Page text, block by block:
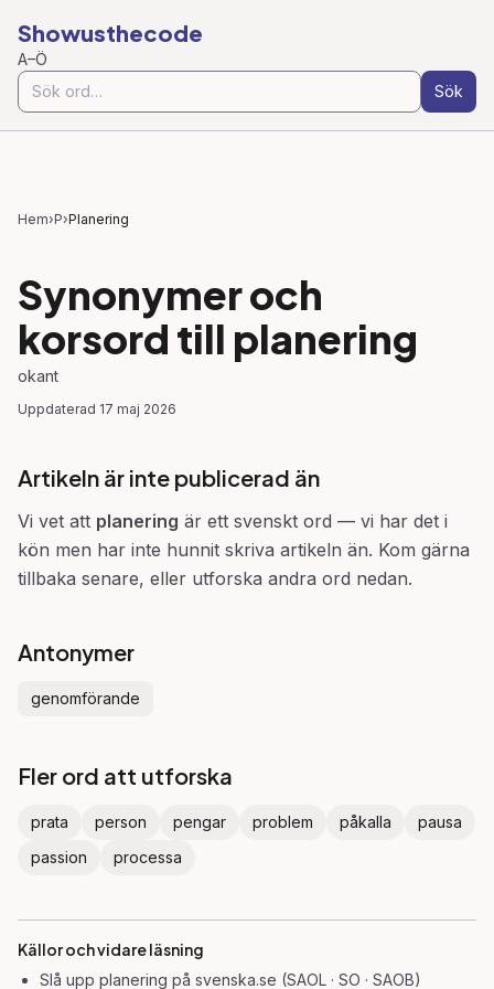
Showusthecode
A–Ö
Sök
Hem›P›Planering
Synonymer och
korsord till planering
okant
Uppdaterad 17 maj 2026
Artikeln är inte publicerad än
Vi vet att planering är ett svenskt ord — vi har det i
kön men har inte hunnit skriva artikeln än. Kom gärna
tillbaka senare, eller utforska andra ord nedan.
Antonymer
genomförande
Fler ord att utforska
prata person pengar problem påkalla
pausa
passion
processa
Källor och vidare läsning
Slå upp planering på svenska.se (SAOL · SO · SAOB)